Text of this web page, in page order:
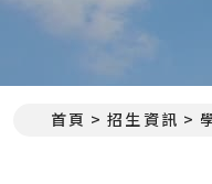
首頁 招生資訊